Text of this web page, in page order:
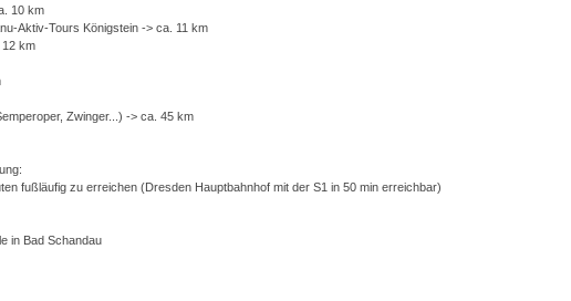
10 km
Aktiv-Tours Königstein -> ca. 11 km
km
Zwinger...) -> ca. 45 km
fußläufig zu erreichen (Dresden Hauptbahnhof mit der S1 in 50 min erreichbar)
in Bad Schandau